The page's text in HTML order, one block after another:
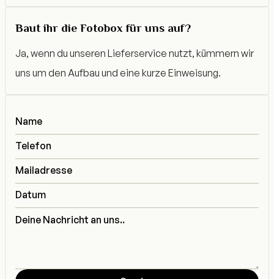
Baut ihr die Fotobox für uns auf?
Ja, wenn du unseren Lieferservice nutzt, kümmern wir
uns um den Aufbau und eine kurze Einweisung.